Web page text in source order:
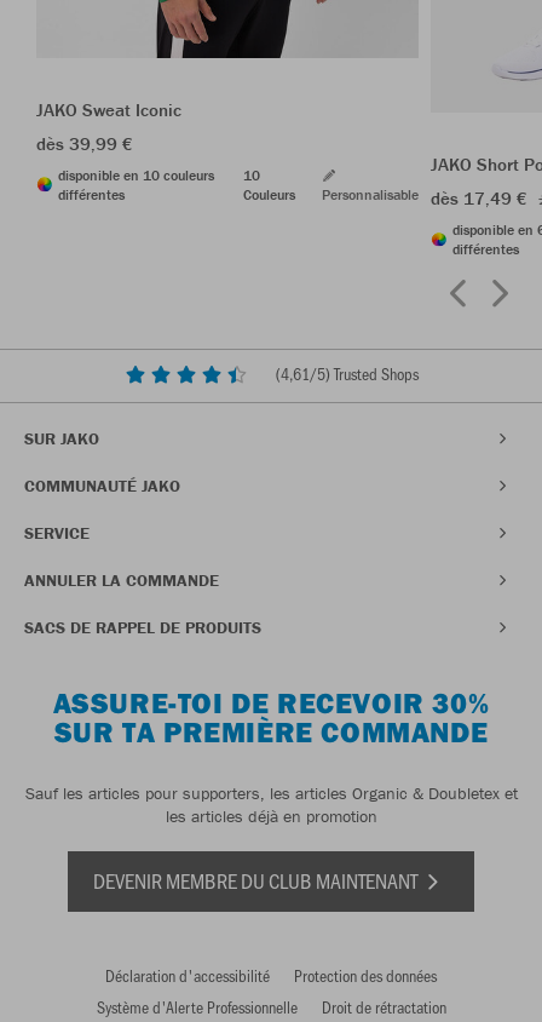
JAKO Sweat Iconic
dès 39,99 €
disponible en 10 couleurs
différentes
10
Couleurs
Personnalisable
JAKO Short
dès 17,49 €
disponible en
différentes
(4,61/5) Trusted Shops
SUR JAKO
COMMUNAUTÉ JAKO
SERVICE
ANNULER LA COMMANDE
SACS DE RAPPEL DE PRODUITS
ASSURE-TOI DE RECEVOIR 30%
SUR TA PREMIÈRE COMMANDE
Sauf les articles pour supporters, les articles Organic & Doubletex et
les articles déjà en promotion
DEVENIR MEMBRE DU CLUB MAINTENANT
Déclaration d'accessibilité
Protection des données
Système d'Alerte Professionnelle
Droit de rétractation